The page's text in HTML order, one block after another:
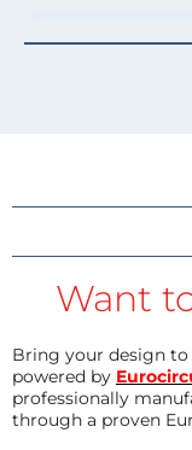
Want
Bring your design
powered by
professionally
through a proven